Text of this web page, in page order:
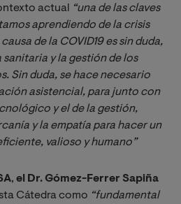
actual
“una de las claves
aprendiendo de la crisis
de la COVID19 es sin duda,
sanitaria y la gestión de los
Sin duda, se hace necesario
asistencial, para junto con
y el de la gestión,
y la empatía para hacer un
valioso y humano”
, el Dr. Gómez-Ferrer Sapiña
Cátedra como “fundamental